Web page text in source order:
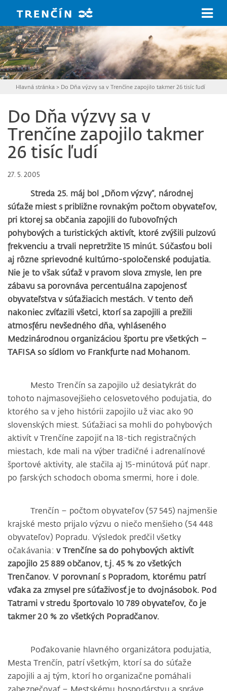
Hlavná stránka > Do Dňa výzvy sa v Trenčíne zapojilo takmer 26 tisíc ľudí
Do Dňa výzvy sa v
Trenčíne zapojilo takmer
26 tisíc ľudí
27. 5. 2005
Streda 25. máj bol „Dňom výzvy“, národnej
súťaže miest s približne rovnakým počtom obyvateľov,
pri ktorej sa občania zapojili do ľubovoľných
pohybových a turistických aktivít, ktoré zvýšili pulzovú
frekvenciu a trvali nepretržite 15 minút. Súčasťou boli
aj rôzne sprievodné kultúrno-spoločenské podujatia.
Nie je to však súťaž v pravom slova zmysle, len pre
zábavu sa porovnáva percentuálna zapojenosť
obyvateľstva v súťažiacich mestách. V tento deň
nakoniec zvíťazili všetci, ktorí sa zapojili a prežili
atmosféru nevšedného dňa, vyhláseného
Medzinárodnou organizáciou športu pre všetkých –
TAFISA so sídlom vo Frankfurte nad Mohanom.
Mesto Trenčín sa zapojilo už desiatykrát do
tohoto najmasovejšieho celosvetového podujatia, do
ktorého sa v jeho histórii zapojilo už viac ako 90
slovenských miest. Súťažiaci sa mohli do pohybových
aktivít v Trenčíne zapojiť na 18-tich registračných
miestach, kde mali na výber tradičné i adrenalínové
športové aktivity, ale stačila aj 15-minútová púť napr.
po farských schodoch oboma smermi, hore i dole.
Trenčín – počtom obyvateľov (57 545) najmenšie
krajské mesto prijalo výzvu o niečo menšieho (54 448
obyvateľov) Popradu. Výsledok predčil všetky
očakávania:v Trenčíne sa do pohybových aktivít
zapojilo 25 889 občanov, t.j. 45 % zo všetkých
Trenčanov. V porovnaní s Popradom, ktorému patrí
vďaka za zmysel pre súťaživosť je to dvojnásobok. Pod
Tatrami v stredu športovalo 10 789 obyvateľov, čo je
takmer 20 % zo všetkých Popradčanov.
Poďakovanie hlavného organizátora podujatia,
Mesta Trenčín, patrí všetkým, ktorí sa do súťaže
zapojili a aj tým, ktorí ho organizačne pomáhali